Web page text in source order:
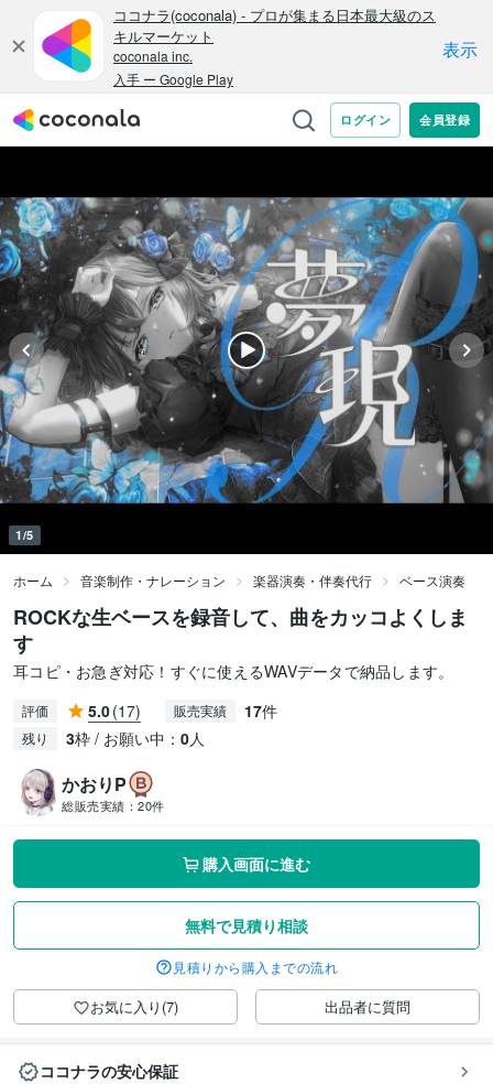
1/5
ホーム 音楽制作・ナレーション 楽器演奏・伴奏代行 ベース演奏
ROCKな生ベースを録音して、曲をカッコよくしま
す
耳コピ・お急ぎ対応！すぐに使えるWAVデータで納品します。
評価 5.0(17) 販売実績 17件
残り 3枠 / お願い中： 0人
かおりP
総販売実績： 20件
購入画面に進む
無料で見積り相談
見積りから購入までの流れ
お気に入り(7) 出品者に質問
ココナラの安心保証